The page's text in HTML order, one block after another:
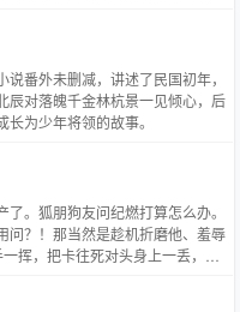
的爱车，自告奋勇要给他修车，
狂骚扰有起床气的男主，要他去
拿到钱包后，看着钱包里的他的
番外未删减，讲述了民国初年，
辰对落魄千金林杭景一见倾心，后
为少年将领的故事。
。狐朋狗友问纪燃打算怎么办。
？！那当然是趁机折磨他、羞辱
挥，把卡往死对头身上一丢，张
过的苦，挨过的‘打’和流过的